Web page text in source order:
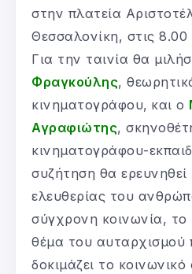
στην πλατεία
Θεσσαλονίκη, στις 8.00
Για την ταινία θα
Φραγκούλης,
κινηματογράφου, και ο
Αγραφιώτης,
κινηματογράφου-
συζήτηση θα
ελευθερίας του
σύγχρονη κοινωνία, το
θέμα του αυταρχισμού
δοκιμάζει το